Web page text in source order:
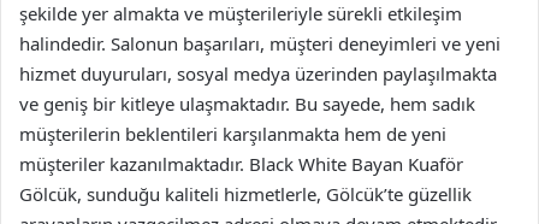
şekilde yer almakta ve müşterileriyle sürekli etkileşim
halindedir. Salonun başarıları, müşteri deneyimleri ve yeni
hizmet duyuruları, sosyal medya üzerinden paylaşılmakta
ve geniş bir kitleye ulaşmaktadır. Bu sayede, hem sadık
müşterilerin beklentileri karşılanmakta hem de yeni
müşteriler kazanılmaktadır. Black White Bayan Kuaför
Gölcük, sunduğu kaliteli hizmetlerle, Gölcük’te güzellik